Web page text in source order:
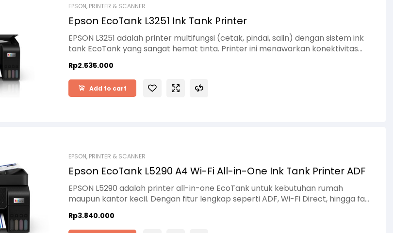
EPSON, PRINTER & SCANNER
Epson EcoTank L3251 Ink Tank Printer
EPSON L3251 adalah printer multifungsi (cetak, pindai, salin) dengan sistem ink
tank EcoTank yang sangat hemat tinta. Printer ini menawarkan konektivitas
atau perangkat mobile. Dengan resolusi cetak tinggi dan botol tinta
berkualitas, L3251 memberikan efisiensi biaya tanpa mengorbankan kualitas —
cocok untuk penggunaan rumah tangga, sekolah, dan usaha kecil.
Rp2.535.000
Add to cart
EPSON, PRINTER & SCANNER
Epson EcoTank L5290 A4 Wi-Fi All-in-One Ink Tank Printer ADF
EPSON L5290 adalah printer all-in-one EcoTank untuk kebutuhan rumah
maupun kantor kecil. Dengan fitur lengkap seperti ADF, Wi-Fi Direct, hingga fax,
EcoTank yang hemat membuat biaya operasional tetap rendah, sementara
Rp3.840.000